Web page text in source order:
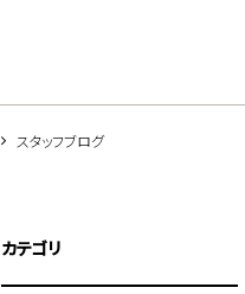
スタッフブログ
カテゴリ